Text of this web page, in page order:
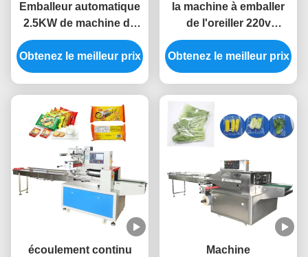
Emballeur automatique
2.5KW de machine de
conditionnement
d'oreiller de sachet en
plastique de déchets
Obtenez le meilleur prix
la machine à emballer
de l'oreiller 220v
rétrécissent la machine
d'emballage horizontale
d'écoulement
Obtenez le meilleur prix
écoulement continu
Machine